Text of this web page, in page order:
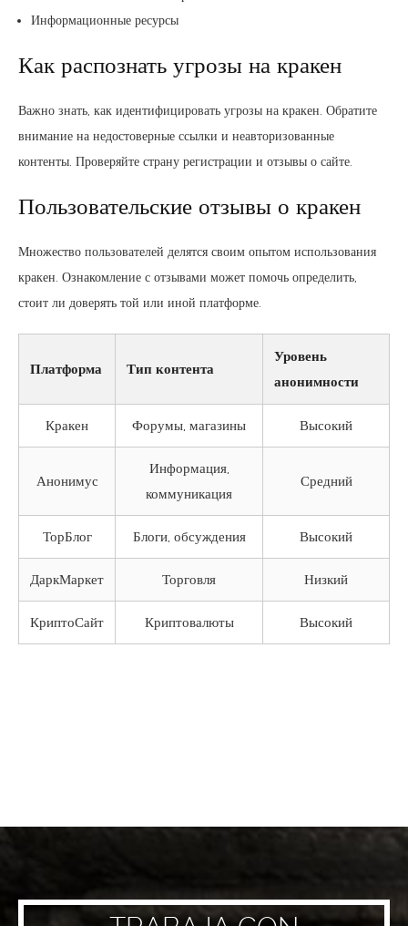
Информационные ресурсы
Как распознать угрозы на кракен
Важно знать, как идентифицировать угрозы на кракен. Обратите
внимание на недостоверные ссылки и неавторизованные
контенты. Проверяйте страну регистрации и отзывы о сайте.
Пользовательские отзывы о кракен
Множество пользователей делятся своим опытом использования
кракен. Ознакомление с отзывами может помочь определить,
стоит ли доверять той или иной платформе.
Платформа Тип контента
Уровень
анонимности
Кракен Форумы, магазины Высокий
Анонимус
Информация,
коммуникация
Средний
ТорБлог Блоги, обсуждения Высокий
ДаркМаркет Торговля Низкий
КриптоСайт Криптовалюты Высокий